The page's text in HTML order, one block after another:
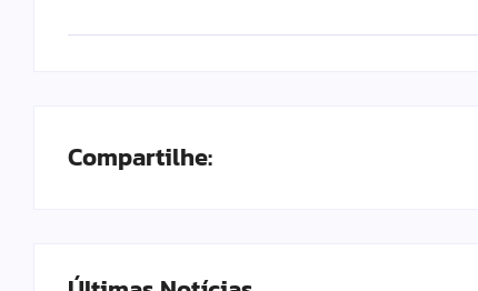
Compartilhe: